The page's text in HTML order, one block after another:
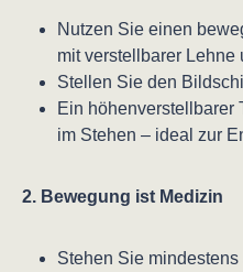
Nutzen Sie einen
mit verstellbarer Lehne
Stellen Sie den
Ein höhenverstellbarer
im Stehen – ideal zur
2. Bewegung ist Medizin
Stehen Sie